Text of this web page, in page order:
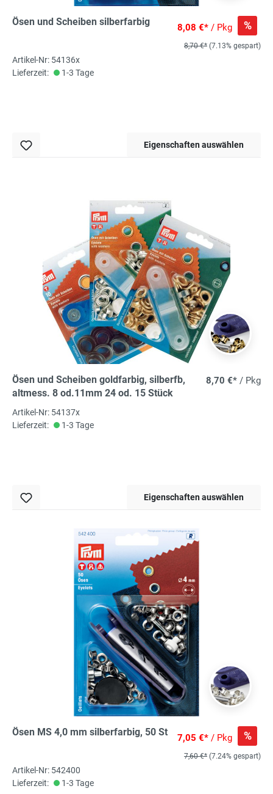
Ösen und Scheiben silberfarbig 8,08 €* / Pkg %
8,70 €* (7.13% gespart)
Artikel-Nr: 54136x
Lieferzeit:
1-3 Tage
Eigenschaften auswählen
Ösen und Scheiben goldfarbig, silberfb,
altmess. 8 od.11mm 24 od. 15 Stück
8,70 €* / Pkg
Artikel-Nr: 54137x
Lieferzeit:
1-3 Tage
Eigenschaften auswählen
Ösen MS 4,0 mm silberfarbig, 50 St 7,05 €* / Pkg %
7,60 €* (7.24% gespart)
Artikel-Nr: 542400
Lieferzeit:
1-3 Tage